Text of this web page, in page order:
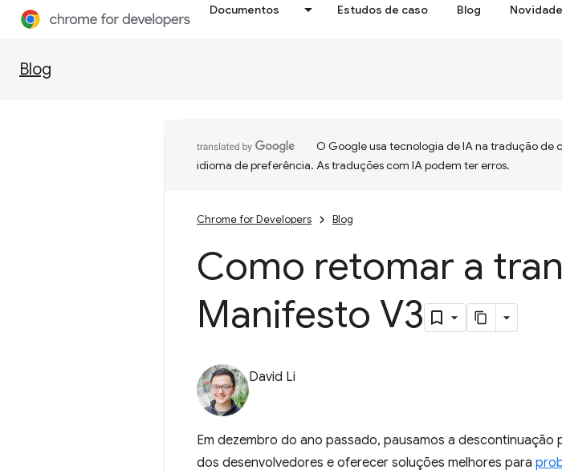
Documentos Estudos de caso Blog
Blog
O Google usa tecnologia de IA na tradução de
idioma de preferência. As traduções com IA podem ter erros.
Chrome for Developers Blog
Como retomar a
Manifesto V3
David Li
Em dezembro do ano passado, pausamos a
dos desenvolvedores e oferecer soluções melhores para